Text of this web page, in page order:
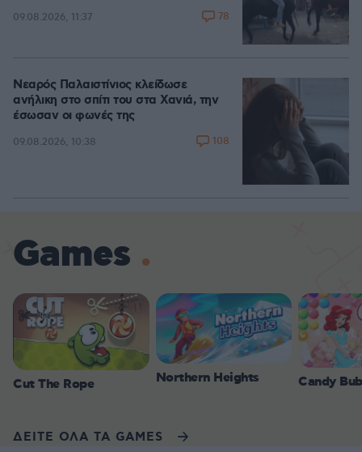
09.08.2026, 11:37 78
Νεαρός Παλαιστίνιος κλείδωσε
ανήλικη στο σπίτι του στα Χανιά, την
έσωσαν οι φωνές της
09.08.2026, 10:38 108
Games
Cut The Rope Northern Heights Candy
ΔΕΙΤΕ ΟΛΑ ΤΑ GAMES